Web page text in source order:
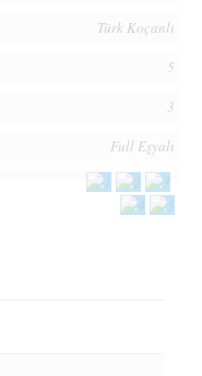
Türk Koçanlı
5
3
Full Eşyalı